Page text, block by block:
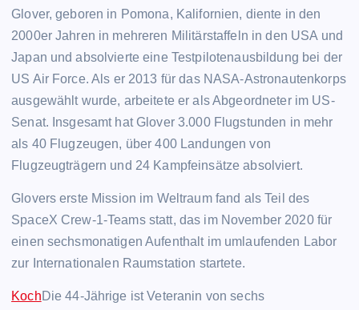
Glover, geboren in Pomona, Kalifornien, diente in den
2000er Jahren in mehreren Militärstaffeln in den USA und
Japan und absolvierte eine Testpilotenausbildung bei der
US Air Force. Als er 2013 für das NASA-Astronautenkorps
ausgewählt wurde, arbeitete er als Abgeordneter im US-
Senat. Insgesamt hat Glover 3.000 Flugstunden in mehr
als 40 Flugzeugen, über 400 Landungen von
Flugzeugträgern und 24 Kampfeinsätze absolviert.
Glovers erste Mission im Weltraum fand als Teil des
SpaceX Crew-1-Teams statt, das im November 2020 für
einen sechsmonatigen Aufenthalt im umlaufenden Labor
zur Internationalen Raumstation startete.
KochDie 44-Jährige ist Veteranin von sechs